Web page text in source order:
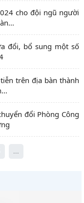
cho đội ngũ người
đổi, bổ sung một số
trên địa bàn thành
đổi Phòng Công